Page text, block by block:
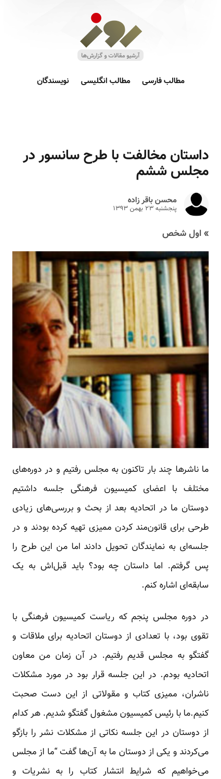
مطالب فارسی مطالب انگلیسی نویسندگان
داستان مخالفت با طرح سانسور در
مجلس ششم
محسن باقر زاده
پنجشنبه ۲۳ بهمن ۱۳۹۳
» اول شخص
ما ناشرها چند بار تاکنون به مجلس رفتیم و در دوره‌های
مختلف با اعضای کمیسیون فرهنگی جلسه داشتیم
دوستان ما در اتحادیه بعد از بحث و بررسی‌های زیادی
طرحی برای قانون‌مند کردن ممیزی تهیه کرده بودند و در
جلسه‌ای به نمایندگان تحویل دادند اما من این طرح را
پس گرفتم. اما داستان چه بود؟ باید قبل‌اش به یک
سابقه‌ای اشاره کنم.
در دوره مجلس پنجم که ریاست کمیسیون فرهنگی با
تقوی بود، با تعدادی از دوستان اتحادیه برای ملاقات و
گفتگو به مجلس قدیم رفتیم. در آن زمان من معاون
اتحادیه بودم. در این جلسه قرار بود در مورد مشکلات
ناشران، ممیزی کتاب و مقولاتی از این دست صحبت
کنیم.ما با رئیس کمیسیون مشغول گفتگو شدیم. هر کدام
از دوستان در این جلسه نکاتی از مشکلات نشر را بازگو
می‌کردند و یکی از دوستان ما به آن‌ها گفت “ما از مجلس
می‌خواهیم که شرایط انتشار کتاب را به نشریات و